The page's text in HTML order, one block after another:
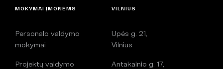
MOKYMAI ĮMONĖMS
Personalo valdymo
mokymai
Projektų valdymo
VILNIUS
Upės g. 21,
Vilnius
Antakalnio g. 17,